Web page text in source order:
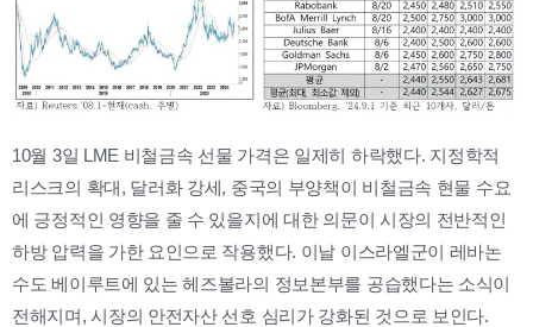
10월 3일 LME 비철금속 선물 가격은 일제히 하락했다. 지정학적
리스크의 확대, 달러화 강세, 중국의 부양책이 비철금속 현물 수요
에 긍정적인 영향을 줄 수 있을지에 대한 의문이 시장의 전반적인
하방 압력을 가한 요인으로 작용했다. 이날 이스라엘군이 레바논
수도 베이루트에 있는 헤즈볼라의 정보본부를 공습했다는 소식이
전해지며, 시장의 안전자산 선호 심리가 강화된 것으로 보인다.